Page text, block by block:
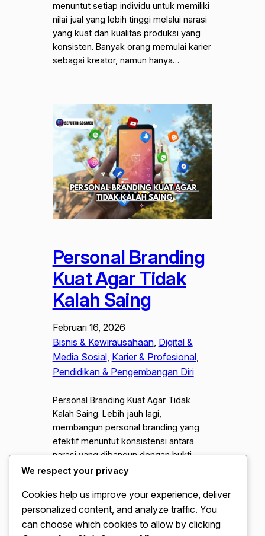
menuntut setiap individu untuk memiliki
nilai jual yang lebih tinggi melalui narasi
yang kuat dan kualitas produksi yang
konsisten. Banyak orang memulai karier
sebagai kreator, namun hanya…
Personal Branding
Kuat Agar Tidak
Kalah Saing
Februari 16, 2026
Bisnis & Kewirausahaan, Digital &
Media Sosial, Karier & Profesional
Pendidikan & Pengembangan Diri
Personal Branding Kuat Agar Tidak
Kalah Saing. Lebih jauh lagi,
membangun personal branding yang
efektif menuntut konsistensi antara
narasi yang dibangun dengan bukti
nyata di lapangan. Proses ini dimulai
proposition” (USP)—sebuah kombinasi
spesifik antara pengalaman,
kepribadian, dan solusi yang hanya bisa
We respect your privacy
Cookies help us improve your experience, deliver
personalized content, and analyze traffic. You
can choose which cookies to allow by clicking